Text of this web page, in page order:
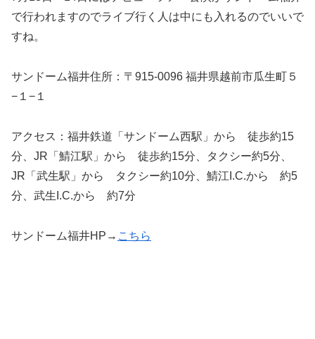
で行われますのでライブ行く人は中にも入れるのでいいで
すね。
サンドーム福井住所：〒915-0096 福井県越前市瓜生町５
−１−１
アクセス：福井鉄道「サンドーム西駅」から 徒歩約15
分、JR「鯖江駅」から 徒歩約15分、タクシー約5分、
JR「武生駅」から タクシー約10分、鯖江I.C.から 約5
分、武生I.C.から 約7分
サンドーム福井HP→ こちら